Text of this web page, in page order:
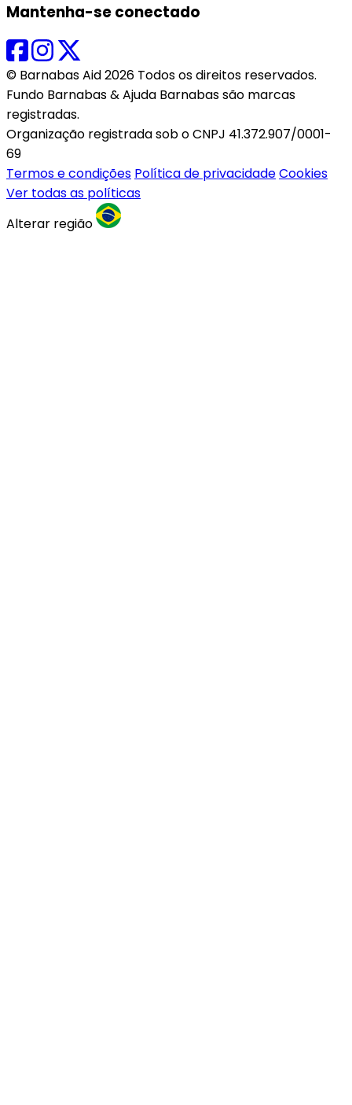
Mantenha-se conectado
© Barnabas Aid 2026 Todos os direitos reservados.
Fundo Barnabas & Ajuda Barnabas são marcas
registradas.
Organização registrada sob o CNPJ 41.372.907/0001-
69
Termos e condições Política de privacidadeCookies
Ver todas as políticas
Alterar região